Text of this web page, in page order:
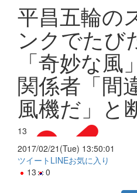
平昌五輪の
ンクでたび
「奇妙な風
関係者「間
風機だ」と
13
2017/02/21(Tue) 13:50:01
ツイート LINEお気に入り
13
0